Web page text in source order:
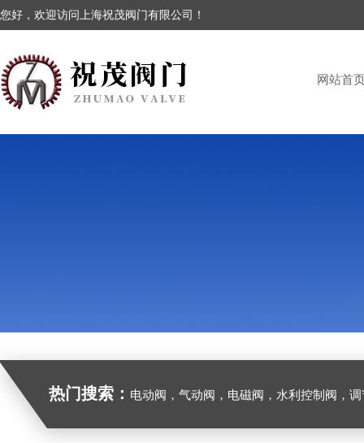
您好，欢迎访问上海祝茂阀门有限公司！
网站首
热门搜索： 电动阀，气动阀，电磁阀，水利控制阀，调节